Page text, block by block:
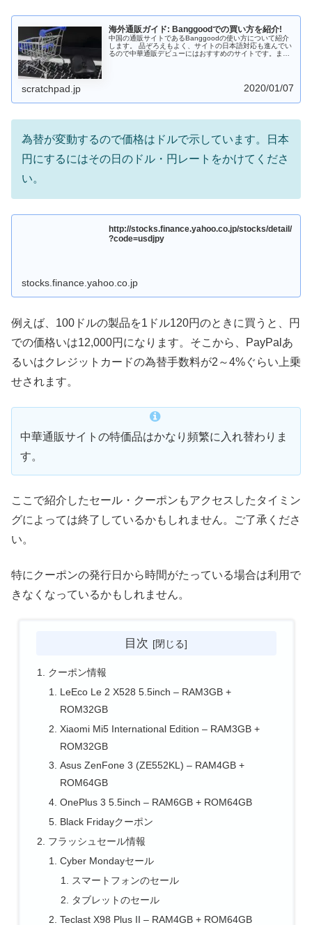
海外通販ガイド: Banggoodでの買い方を紹介!
中国の通販サイトであるBanggoodの使い方について紹介
します。 品ぞろえもよく、サイトの日本語対応も進んでい
るので中華通販デビューにはおすすめのサイトです。また
scratchpad.jp 2020/01/07
為替が変動するので価格はドルで示しています。日本
円にするにはその日のドル・円レートをかけてくださ
い。
http://stocks.finance.yahoo.co.jp/stocks/detail/
?code=usdjpy
stocks.finance.yahoo.co.jp
例えば、100ドルの製品を1ドル120円のときに買うと、円
での価格いは12,000円になります。そこから、PayPalあ
るいはクレジットカードの為替手数料が2～4%ぐらい上乗
せされます。
中華通販サイトの特価品はかなり頻繁に入れ替わりま
す。
ここで紹介したセール・クーポンもアクセスしたタイミン
グによっては終了しているかもしれません。ご了承くださ
い。
特にクーポンの発行日から時間がたっている場合は利用で
きなくなっているかもしれません。
目次
クーポン情報
LeEco Le 2 X528 5.5inch – RAM3GB +
ROM32GB
Xiaomi Mi5 International Edition – RAM3GB +
ROM32GB
Asus ZenFone 3 (ZE552KL) – RAM4GB +
ROM64GB
OnePlus 3 5.5inch – RAM6GB + ROM64GB
Black Fridayクーポン
フラッシュセール情報
Cyber Mondayセール
スマートフォンのセール
タブレットのセール
Teclast X98 Plus II – RAM4GB + ROM64GB